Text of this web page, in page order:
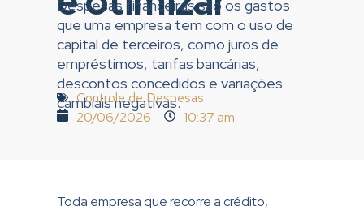
Despesas financeiras são os gastos
que uma empresa tem com o uso de
capital de terceiros, como juros de
empréstimos, tarifas bancárias,
descontos concedidos e variações
cambiais negativas.
Controle de Despesas
20/06/2026
10:37 am
Toda empresa que recorre a crédito,